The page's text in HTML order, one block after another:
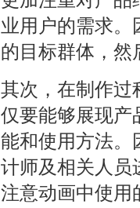
业用户的需求。
的目标群体，然
其次，在制作过
仅要能够展现产
能和使用方法。
计师及相关人员
注意动画中使用